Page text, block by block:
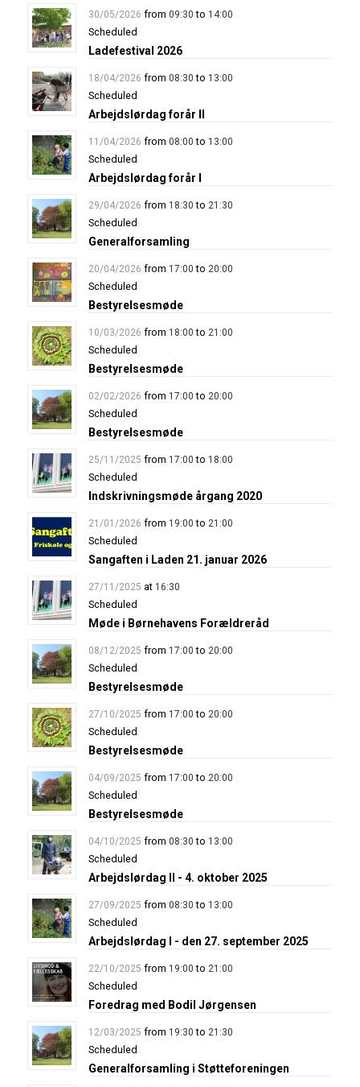
30/05/2026 from 09:30 to 14:00
Scheduled
Ladefestival 2026
18/04/2026 from 08:30 to 13:00
Scheduled
Arbejdslørdag forår II
11/04/2026 from 08:00 to 13:00
Scheduled
Arbejdslørdag forår I
29/04/2026 from 18:30 to 21:30
Scheduled
Generalforsamling
20/04/2026 from 17:00 to 20:00
Scheduled
Bestyrelsesmøde
10/03/2026 from 18:00 to 21:00
Scheduled
Bestyrelsesmøde
02/02/2026 from 17:00 to 20:00
Scheduled
Bestyrelsesmøde
25/11/2025 from 17:00 to 18:00
Scheduled
Indskrivningsmøde årgang 2020
21/01/2026 from 19:00 to 21:00
Scheduled
Sangaften i Laden 21. januar 2026
27/11/2025 at 16:30
Scheduled
Møde i Børnehavens Forældreråd
08/12/2025 from 17:00 to 20:00
Scheduled
Bestyrelsesmøde
27/10/2025 from 17:00 to 20:00
Scheduled
Bestyrelsesmøde
04/09/2025 from 17:00 to 20:00
Scheduled
Bestyrelsesmøde
04/10/2025 from 08:30 to 13:00
Scheduled
Arbejdslørdag II - 4. oktober 2025
27/09/2025 from 08:30 to 13:00
Scheduled
Arbejdslørdag I - den 27. september 2025
22/10/2025 from 19:00 to 21:00
Scheduled
Foredrag med Bodil Jørgensen
12/03/2025 from 19:30 to 21:30
Scheduled
Generalforsamling i Støtteforeningen